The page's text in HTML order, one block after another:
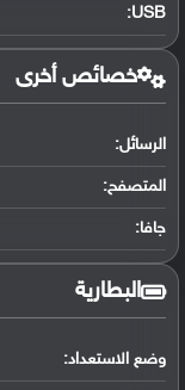
USB
:
خصائص أخرى
الرسائل:
المتصفح:
جافا:
البطارية
وضع الاستعداد: